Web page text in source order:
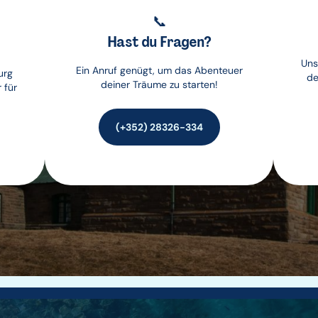
für
📞
Hast du Fragen?
Ein Anruf genügt, um das Abenteuer
deiner Träume zu starten!
(+352) 28326-334